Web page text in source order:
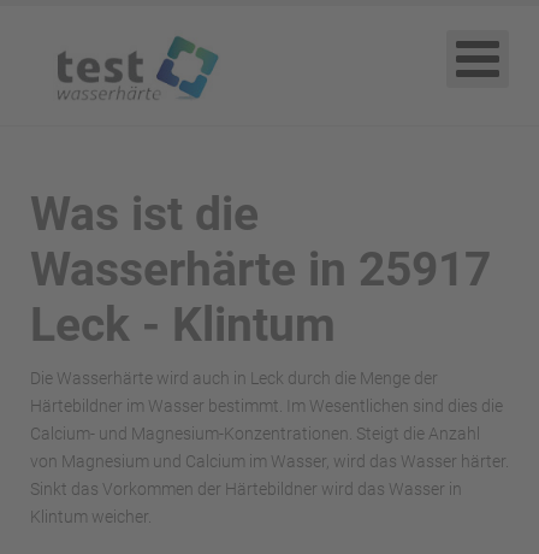
Was ist die
Wasserhärte in 25917
Leck - Klintum
Die Wasserhärte wird auch in Leck durch die Menge der
Härtebildner im Wasser bestimmt. Im Wesentlichen sind dies die
Calcium- und Magnesium-Konzentrationen. Steigt die Anzahl
von Magnesium und Calcium im Wasser, wird das Wasser härter.
Sinkt das Vorkommen der Härtebildner wird das Wasser in
Klintum weicher.